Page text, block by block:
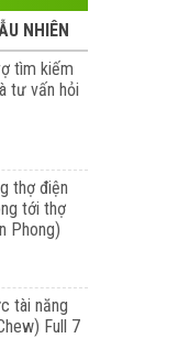
NHIÊN
tìm kiếm
tư vấn hỏi
thợ điện
tới thợ
Phong)
tài năng
Full 7